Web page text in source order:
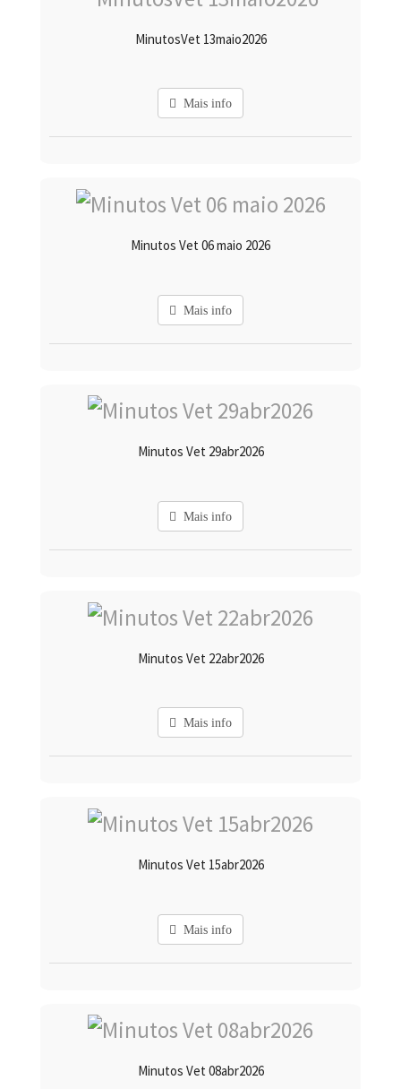
MinutosVet 13maio2026
Mais info
Minutos Vet 06 maio 2026
Mais info
Minutos Vet 29abr2026
Mais info
Minutos Vet 22abr2026
Mais info
Minutos Vet 15abr2026
Mais info
Minutos Vet 08abr2026